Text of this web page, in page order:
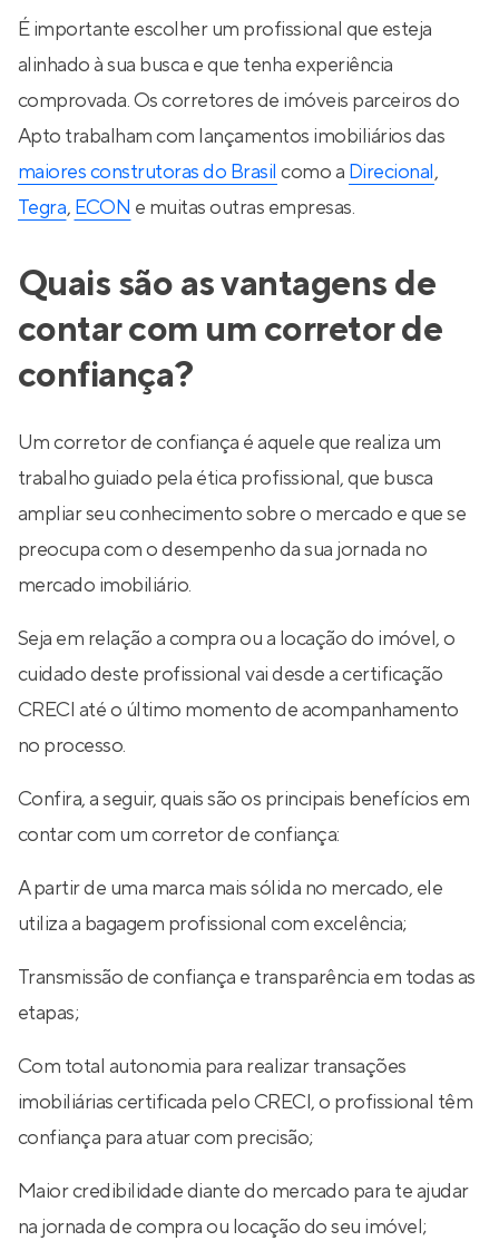
É importante escolher um profissional que esteja
alinhado à sua busca e que tenha experiência
comprovada. Os corretores de imóveis parceiros do
Apto trabalham com lançamentos imobiliários das
maiores construtoras do Brasil como a Direcional,
Tegra, ECON e muitas outras empresas.
Quais são as vantagens de
contar com um corretor de
confiança?
Um corretor de confiança é aquele que realiza um
trabalho guiado pela ética profissional, que busca
ampliar seu conhecimento sobre o mercado e que se
preocupa com o desempenho da sua jornada no
mercado imobiliário.
Seja em relação a compra ou a locação do imóvel, o
cuidado deste profissional vai desde a certificação
CRECI até o último momento de acompanhamento
no processo.
Confira, a seguir, quais são os principais benefícios em
contar com um corretor de confiança:
A partir de uma marca mais sólida no mercado, ele
utiliza a bagagem profissional com excelência;
Transmissão de confiança e transparência em todas as
etapas;
Com total autonomia para realizar transações
imobiliárias certificada pelo CRECI, o profissional têm
confiança para atuar com precisão;
Maior credibilidade diante do mercado para te ajudar
na jornada de compra ou locação do seu imóvel;